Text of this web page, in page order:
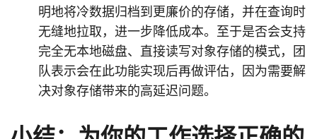
明地将冷数据归档到更廉价的存储，并在查询时
无缝地拉取，进一步降低成本。至于是否会支持
完全无本地磁盘、直接读写对象存储的模式，团
队表示会在此功能实现后再做评估，因为需要解
决对象存储带来的高延迟问题。